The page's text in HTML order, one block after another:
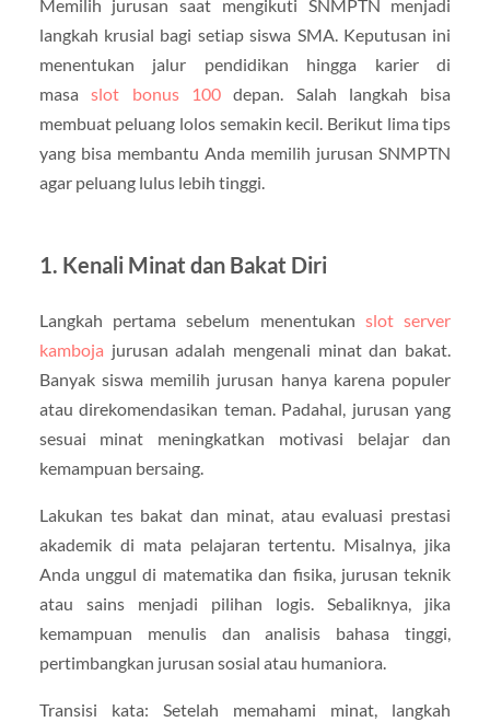
Memilih jurusan saat mengikuti SNMPTN menjadi
langkah krusial bagi setiap siswa SMA. Keputusan ini
menentukan jalur pendidikan hingga karier di
masaslot bonus 100depan. Salah langkah bisa
membuat peluang lolos semakin kecil. Berikut lima tips
yang bisa membantu Anda memilih jurusan SNMPTN
agar peluang lulus lebih tinggi.
1. Kenali Minat dan Bakat Diri
Langkah pertama sebelum menentukan slot server
kamboja jurusan adalah mengenali minat dan bakat.
Banyak siswa memilih jurusan hanya karena populer
atau direkomendasikan teman. Padahal, jurusan yang
sesuai minat meningkatkan motivasi belajar dan
kemampuan bersaing.
Lakukan tes bakat dan minat, atau evaluasi prestasi
akademik di mata pelajaran tertentu. Misalnya, jika
Anda unggul di matematika dan fisika, jurusan teknik
atau sains menjadi pilihan logis. Sebaliknya, jika
kemampuan menulis dan analisis bahasa tinggi,
pertimbangkan jurusan sosial atau humaniora.
Transisi kata: Setelah memahami minat, langkah